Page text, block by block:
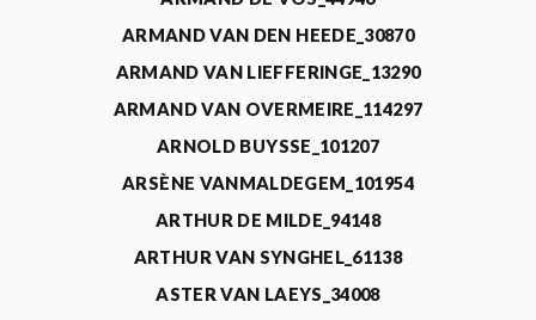
ARMAND VAN DEN HEEDE_30870
ARMAND VAN LIEFFERINGE_13290
ARMAND VAN OVERMEIRE_114297
ARNOLD BUYSSE_101207
ARSÈNE VANMALDEGEM_101954
ARTHUR DE MILDE_94148
ARTHUR VAN SYNGHEL_61138
ASTER VAN LAEYS_34008